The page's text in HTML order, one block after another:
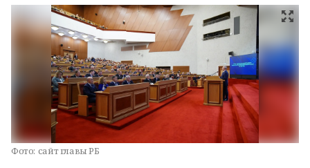
Фото: сайт главы РБ